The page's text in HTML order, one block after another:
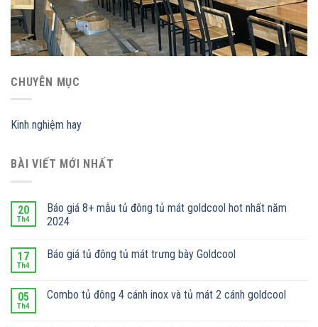
CHUYÊN MỤC
Kinh nghiệm hay
BÀI VIẾT MỚI NHẤT
20
Th4
Báo giá 8+ mẫu tủ đông tủ mát goldcool hot nhất năm
2024
17
Th4
Báo giá tủ đông tủ mát trưng bày Goldcool
05
Th4
Combo tủ đông 4 cánh inox và tủ mát 2 cánh goldcool